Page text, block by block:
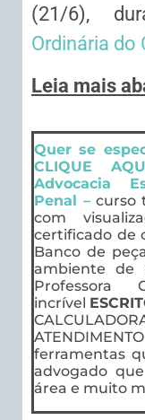
(21/6),
Ordinária do
Leia mais
Quer se
CLIQUE
Advocacia
Penal –curso
com
certificado de
Banco de
ambiente de
incrível
ferramentas
advogado
área e muito